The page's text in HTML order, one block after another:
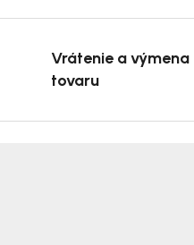
Vrátenie a výmena
tovaru